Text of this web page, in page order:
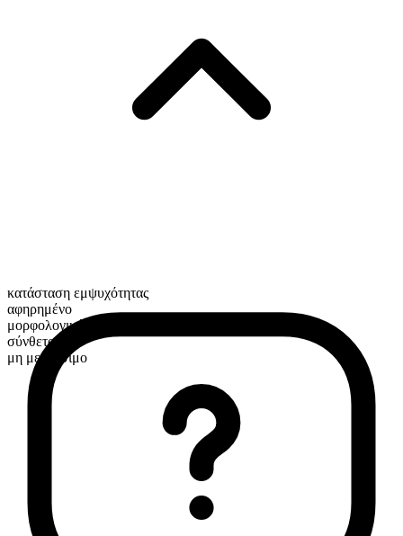
κατάσταση εμψυχότητας
αφηρημένο
μορφολογική σύνθεση
σύνθετο
μη μετρήσιμο